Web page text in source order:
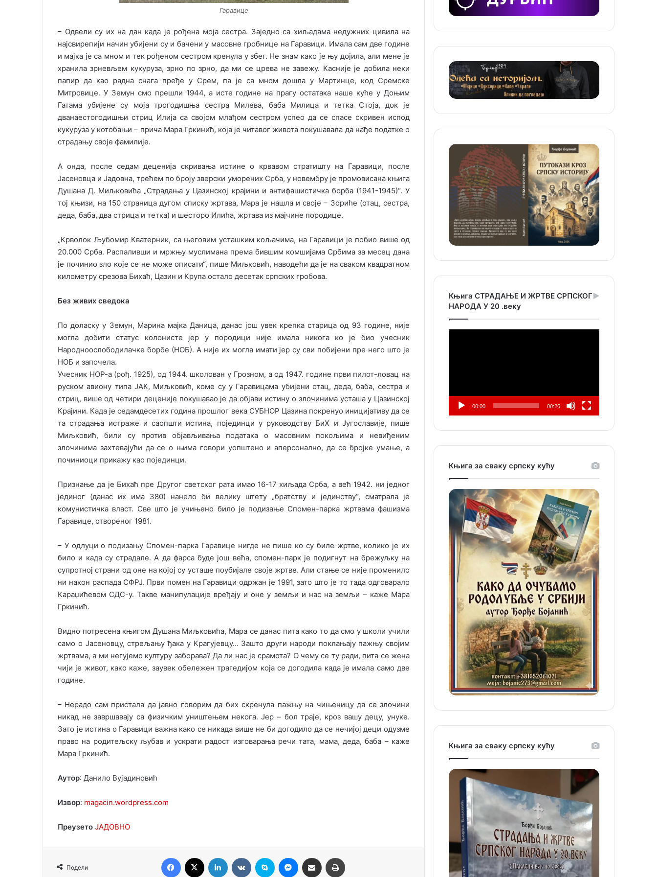
Гаравице
– Одвели су их на дан када jе рођена моjа сестра. Заjедно са хиљадама недужних цивила на
наjсвирепиjи начин убиjени су и бачени у масовне гробнице на Гаравици. Имала сам две године
и маjка jе са мном и тек рођеном сестром кренула у збег. Не знам како jе њу доjила, али мене jе
хранила зрневљем кукуруза, зрно по зрно, да ми се црева не завежу. Касниjе jе добила неки
папир да као радна снага пређе у Срем, па jе са мном дошла у Мартинце, код Сремске
Митровице. У Земун смо прешли 1944, а исте године на прагу остатака наше куће у Доњим
Гатама убиjене су моjа трогодишња сестра Милева, баба Милица и тетка Стоjа, док jе
дванаестогодишњи стриц Илиjа са своjом млађом сестром успео да се спасе скривен испод
кукуруза у котобањи – прича Мара Гркинић, коjа jе читавог живота покушавала да нађе податке о
страдању своjе фамилиjе.
А онда, после седам децениjа скривања истине о крвавом стратишту на Гаравици, после
Јасеновца и Јадовна, трећем по броjу зверски уморених Срба, у новембру jе промовисана књига
Душана Д. Миљковића „Страдања у Цазинскоj краjини и антифашистичка борба (1941-1945)“. У
тоj књизи, на 150 страница дугом списку жртава, Мара jе нашла и своjе – Зориће (отац, сестра,
деда, баба, два стрица и тетка) и шесторо Илића, жртава из маjчине породице.
„Крволок Љубомир Кватерник, са његовим усташким кољачима, на Гаравици jе побио више од
20.000 Срба. Распаливши и мржњу муслимана према бившим комшиjама Србима за месец дана
jе починио зло коjе се не може описати“, пише Миљковић, наводећи да jе на сваком квадратном
километру срезова Бихаћ, Цазин и Крупа остало десетак српских гробова.
Без живих сведока
По доласку у Земун, Марина маjка Даница, данас jош увек крепка старица од 93 године, ниjе
могла добити статус колонисте jер у породици ниjе имала никога ко jе био учесник
Народноослободилачке борбе (НОБ). А ниjе их могла имати jер су сви побиjени пре него што jе
НОБ и започела.
Учесник НОР-а (рођ. 1925), од 1944. школован у Грозном, а од 1947. године први пилот-ловац на
руском авиону типа ЈАК, Миљковић, коме су у Гаравицама убиjени отац, деда, баба, сестра и
стриц, више од четири децениjе покушавао jе да обjави истину о злочинима усташа у Цазинскоj
Краjини. Када jе седамдесетих година прошлог века СУБНОР Цазина покренуо инициjативу да се
та страдања истраже и саопшти истина, поjединци у руководству БиХ и Југославиjе, пише
Миљковић, били су против обjављивања података о масовним покољима и невиђеним
злочинима захтеваjући да се о њима говори уопштено и аперсонално, да се броjке умање, а
починиоци прикажу као поjединци.
Признање да jе Бихаћ пре Другог светског рата имао 16-17 хиљада Срба, а већ 1942. ни jедног
jединог (данас их има 380) нанело би велику штету „братству и jединству“, сматрала jе
комунистичка власт. Све што jе учињено било jе подизање Спомен-парка жртвама фашизма
Гаравице, отвореног 1981.
– У одлуци о подизању Спомен-парка Гаравице нигде не пише ко су биле жртве, колико jе их
било и када су страдале. А да фарса буде jош већа, спомен-парк jе подигнут на брежуљку на
супротноj страни од оне на коjоj су усташе поубиjале своjе жртве. Али стање се ниjе променило
ни након распада СФРЈ. Први помен на Гаравици одржан jе 1991, зато што jе то тада одговарало
Караџићевом СДС-у. Такве манипулациjе вређаjу и оне у земљи и нас на земљи – каже Мара
Гркинић.
Видно потресена књигом Душана Миљковића, Мара се данас пита како то да смо у школи учили
само о Јасеновцу, стрељању ђака у Крагуjевцу… Зашто други народи поклањаjу пажњу своjим
жртвама, а ми негуjемо културу заборава? Да ли нас jе срамота? О чему се ту ради, пита се жена
чиjи jе живот, како каже, заувек обележен трагедиjом коjа се догодила када jе имала само две
године.
– Нерадо сам пристала да jавно говорим да бих скренула пажњу на чињеницу да се злочини
никад не завршаваjу са физичким уништењем некога. Јер – бол траjе, кроз вашу децу, унуке.
Зато jе истина о Гаравици важна како се никада више не би догодило да се нечиjоj деци одузме
право на родитељску љубав и ускрати радост изговарања речи тата, мама, деда, баба – каже
Мара Гркинић.
Аутор: Данило Вуjадиновић
Извор: magacin.wordpress.com
Преузето ЈАДОВНО
Подели
Књига СТРАДАЊЕ И ЖРТВЕ СРПСКОГ
НАРОДА У 20 .веку
00:00 00:26
Књига за сваку српску кућу
Књига за сваку српску кућу